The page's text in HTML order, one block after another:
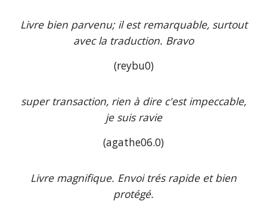
Livre bien parvenu; il est remarquable, surtout
avec la traduction. Bravo
(reybu0)
super transaction, rien à dire c'est impeccable,
je suis ravie
(agathe06.0)
Livre magnifique. Envoi trés rapide et bien
protégé.